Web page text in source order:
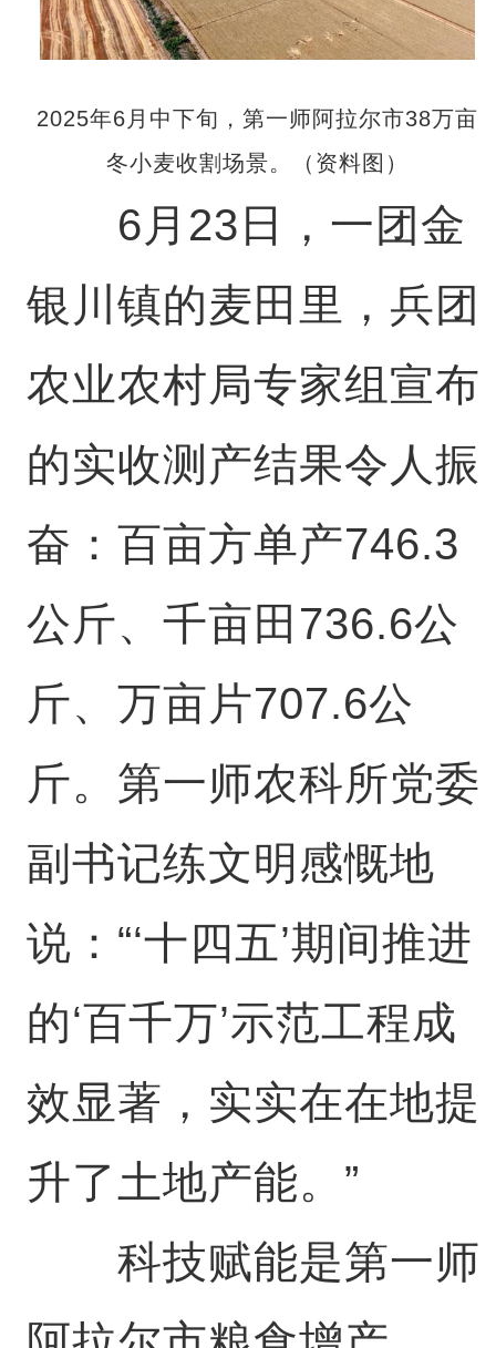
2025年6月中下旬，第一师阿拉尔市38万亩
冬小麦收割场景。（资料图）
6月23日，一团金
银川镇的麦田里，兵团
农业农村局专家组宣布
的实收测产结果令人振
奋：百亩方单产746.3
公斤、千亩田736.6公
斤、万亩片707.6公
斤。第一师农科所党委
副书记练文明感慨地
说：“‘十四五’期间推进
的‘百千万’示范工程成
效显著，实实在在地提
升了土地产能。”
科技赋能是第一师